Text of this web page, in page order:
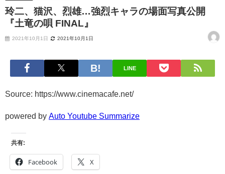
玲二、猫沢、烈雄…強烈キャラの場面写真公開
『土竜の唄 FINAL』
2021年10月1日 2021年10月1日
LINE
Source: https://www.cinemacafe.net/
powered by Auto Youtube Summarize
共有:
Facebook X